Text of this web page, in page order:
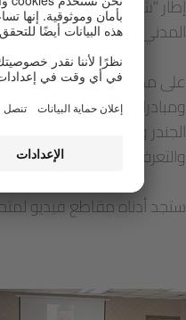
إطار "شراكة تعزيز"، فقد نظم
المدني" و"مشروعات المرأة
على مدار ثلاث أيام، سعى
ومبادرات المجتمع المدني
الجندر والتعليم المدني، من
والتعرف على أدوات تفيدهم/
ستجد أدناه مقاطع فيديو